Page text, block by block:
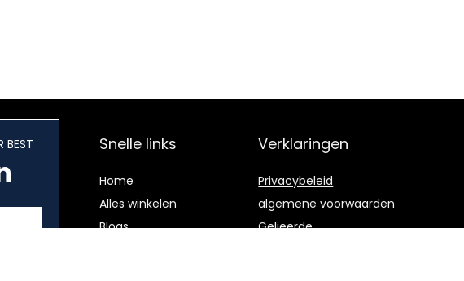
BEST Snelle links
Home
Alles winkelen
Blogs
Verklaringen
Privacybeleid
algemene voorwaarden
Gelieerde